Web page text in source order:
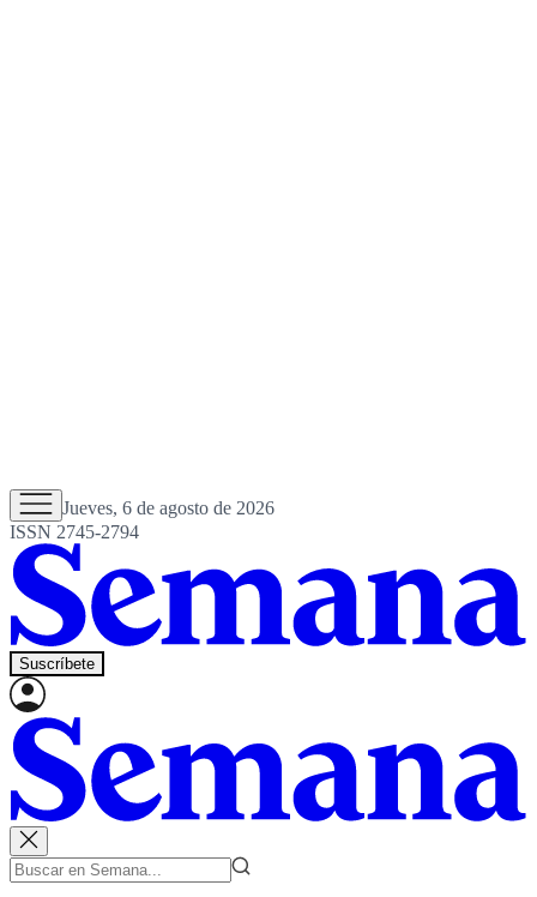
Jueves, 6 de agosto de 2026
ISSN 2745-2794
Suscríbete